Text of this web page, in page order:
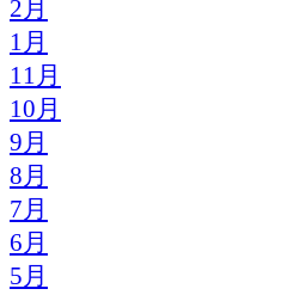
2月
1月
11月
10月
9月
8月
7月
6月
5月